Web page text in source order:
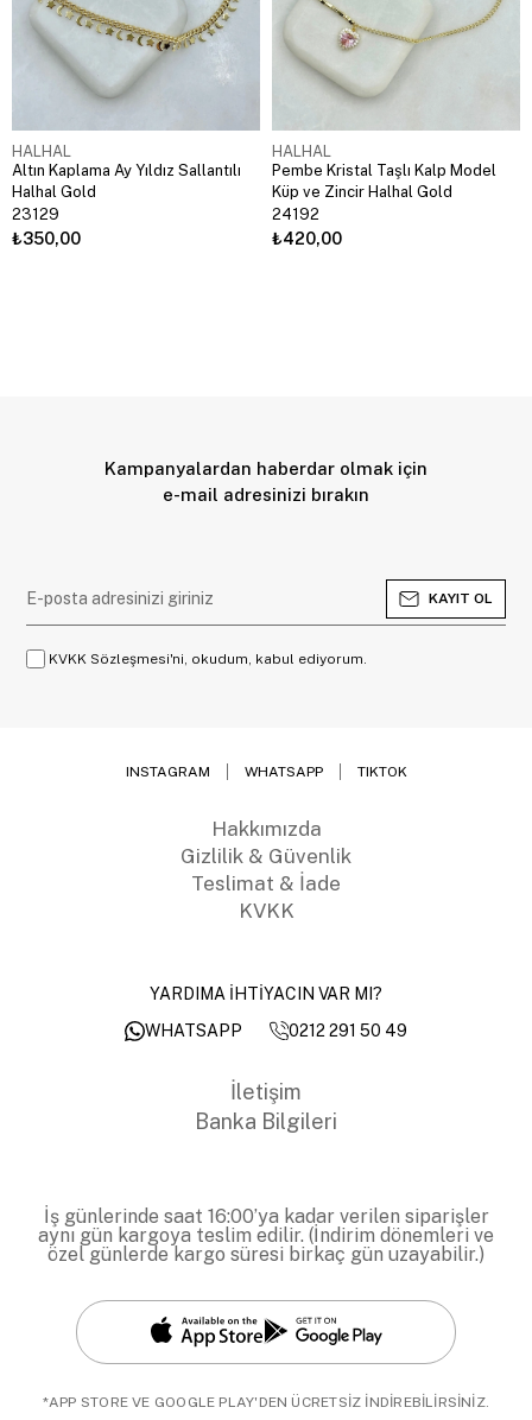
HALHAL
Altın Kaplama Ay Yıldız Sallantılı
Halhal Gold
23129
₺350,00
HALHAL
Pembe Kristal Taşlı Kalp Model
Küp ve Zincir Halhal Gold
24192
₺420,00
Kampanyalardan haberdar olmak için
e-mail adresinizi bırakın
KAYIT OL
KVKK Sözleşmesi'ni, okudum, kabul ediyorum.
INSTAGRAM WHATSAPP TIKTOK
Hakkımızda
Gizlilik & Güvenlik
Teslimat & İade
KVKK
YARDIMA İHTİYACIN VAR MI?
WHATSAPP
0212 291 50 49
İletişim
Banka Bilgileri
İş günlerinde saat 16:00’ya kadar verilen siparişler
aynı gün kargoya teslim edilir. (İndirim dönemleri ve
özel günlerde kargo süresi birkaç gün uzayabilir.)
*APP STORE VE GOOGLE PLAY'DEN ÜCRETSİZ İNDİREBİLİRSİNİZ.